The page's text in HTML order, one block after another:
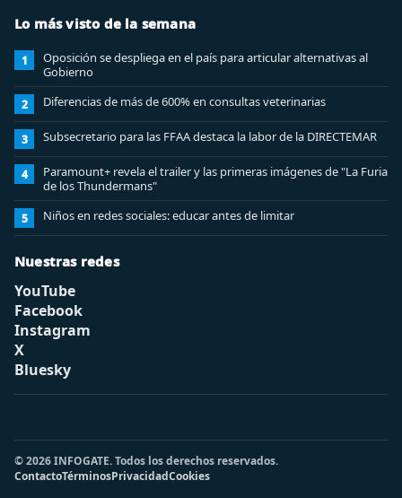
Lo más visto de la semana
1
Oposición se despliega en el país para articular alternativas al
Gobierno
2 Diferencias de más de 600% en consultas veterinarias
3 Subsecretario para las FFAA destaca la labor de la DIRECTEMAR
4
Paramount+ revela el trailer y las primeras imágenes de "La Furia
de los Thundermans"
5 Niños en redes sociales: educar antes de limitar
Nuestras redes
YouTube
Facebook
Instagram
X
Bluesky
© 2026 INFOGATE. Todos los derechos reservados.
ContactoTérminosPrivacidadCookies